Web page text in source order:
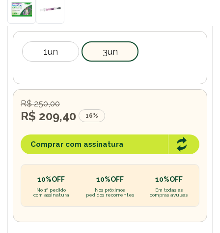
1un 3un
R$ 250,00
R$ 209,40 16%
Comprar com assinatura
10%OFF
No 1º pedido
com assinatura
10%OFF
Nos próximos
pedidos recorrentes
10%OFF
Em todas as
compras avulsas